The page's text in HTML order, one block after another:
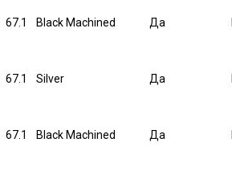
67.1 Black Machined Да
67.1 Silver Да
67.1 Black Machined Да